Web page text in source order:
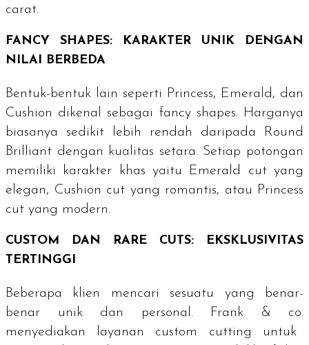
carat.
FANCY SHAPES: KARAKTER UNIK DENGAN
NILAI BERBEDA
Bentuk-bentuk lain seperti Princess, Emerald, dan
Cushion dikenal sebagai fancy shapes. Harganya
biasanya sedikit lebih rendah daripada Round
Brilliant dengan kualitas setara. Setiap potongan
memiliki karakter khas yaitu Emerald cutyang
elegan, Cushion cut yang romantis, atau Princess
cut yang modern.
CUSTOM DAN RARE CUTS: EKSKLUSIVITAS
TERTINGGI
Beberapa klien mencari sesuatu yang benar-
benar unik dan personal. Frank & co.
menyediakan layanan custom cutting untuk